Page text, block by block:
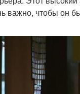
чтобы он